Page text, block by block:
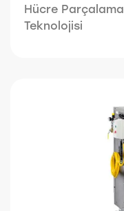
Hücre
Teknolojisi